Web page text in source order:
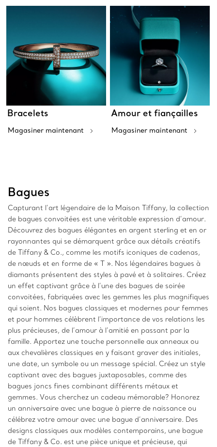
Bracelets
Magasiner maintenant
Amour et fiançailles
Magasiner maintenant
Bagues
Capturant l’art légendaire de la Maison Tiffany, la collection
de bagues convoitées est une véritable expression d’amour.
Découvrez des bagues élégantes en argent sterling et en or
rayonnantes qui se démarquent grâce aux détails créatifs
de Tiffany & Co., comme les motifs iconiques de cadenas,
de nœuds et en forme de « T ». Nos légendaires bagues à
diamants présentent des styles à pavé et à solitaires. Créez
un effet captivant grâce à l’une des bagues de soirée
convoitées, fabriquées avec les gemmes les plus magnifiques
qui soient. Nos bagues classiques et modernes pour femmes
et pour hommes célèbrent l’importance de vos relations les
plus précieuses, de l’amour à l’amitié en passant par la
famille. Apportez une touche personnelle aux anneaux ou
aux chevalières classiques en y faisant graver des initiales,
une date, un symbole ou un message spécial. Créez un style
captivant avec des bagues juxtaposables, comme des
bagues joncs fines combinant différents métaux et
gemmes. Vous cherchez un cadeau mémorable? Honorez
un anniversaire avec une bague à pierre de naissance ou
célébrez votre amour avec une bague d’anniversaire. Des
designs classiques aux modèles contemporains, une bague
de Tiffany & Co. est une pièce unique et précieuse, qui